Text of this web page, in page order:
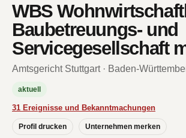
WBS
Baubetreuungs- und
Servicegesellschaft
Amtsgericht Stuttgart · Baden-
aktuell
31 Ereignisse und Bekanntmachungen
Profil drucken Unternehmen merken